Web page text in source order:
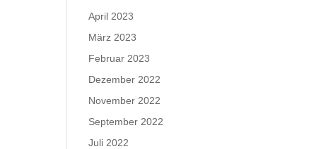
April 2023
März 2023
Februar 2023
Dezember 2022
November 2022
September 2022
Juli 2022